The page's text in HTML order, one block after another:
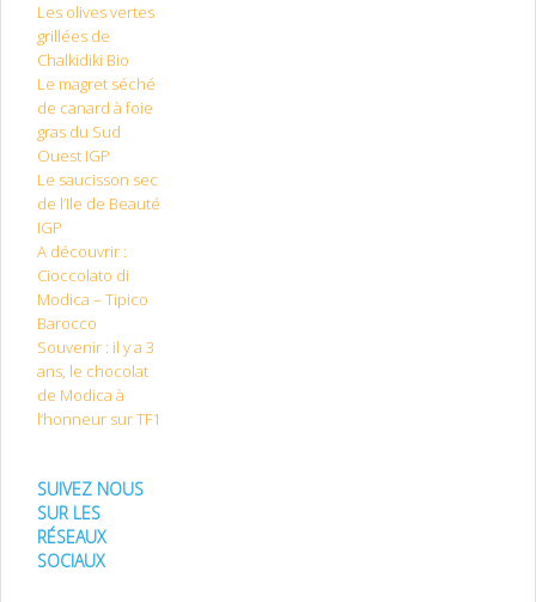
Les olives vertes
grillées de
Chalkidiki Bio
Le magret séché
de canard à foie
gras du Sud
Ouest IGP
Le saucisson sec
de l’Ile de Beauté
IGP
A découvrir :
Cioccolato di
Modica – Tipico
Barocco
Souvenir : il y a 3
ans, le chocolat
de Modica à
l’honneur sur TF1
SUIVEZ NOUS
SUR LES
RÉSEAUX
SOCIAUX